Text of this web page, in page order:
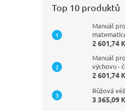
Top 10 produktů
Manuál
2 601,74
Manuál
výchovu -
2 601,74
Růžová věž
3 365,09